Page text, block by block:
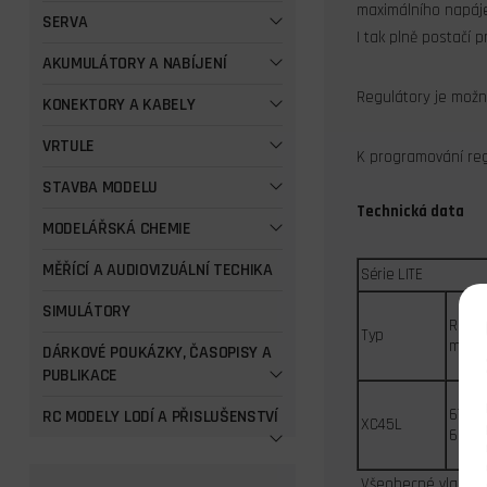
SERVA
AKUMULÁTORY A NABÍJENÍ
KONEKTORY A KABELY
VRTULE
STAVBA MODELU
MODELÁŘSKÁ CHEMIE
MĚŘÍCÍ A AUDIOVIZUÁLNÍ TECHIKA
SIMULÁTORY
DÁRKOVÉ POUKÁZKY, ČASOPISY A
PUBLIKACE
RC MODELY LODÍ A PŘISLUŠENSTVÍ
maximálního
I tak plně postačí
Regulátory je
K programování
Technická data
Série LITE
Typ
mm
XC45L
67 x
6